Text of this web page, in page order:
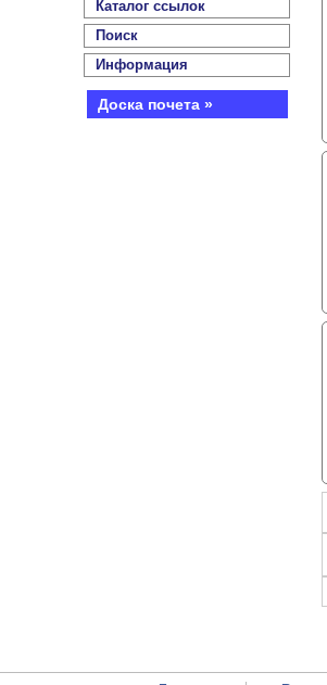
Каталог ссылок
Поиск
Информация
Доска почета »